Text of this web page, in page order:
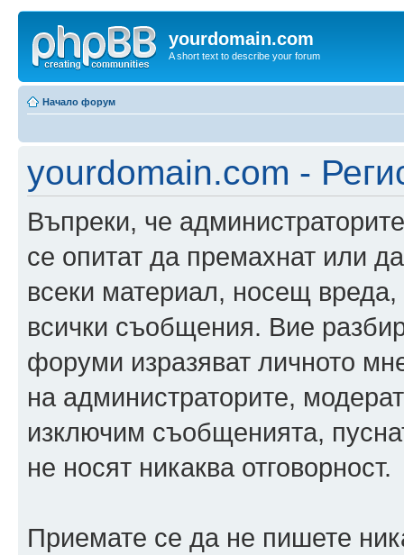
yourdomain.com
A short text to describe your forum
Начало форум
yourdomain.com -
Въпреки, че
се опитат да премахнат или
всеки материал, носещ
всички съобщения. Вие
форуми изразяват личното
на администраторите,
изключим съобщенията,
не носят никаква отговорност.
Приемате се да не пишете